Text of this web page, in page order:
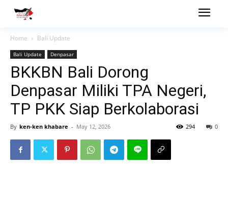
Home Bali Update
Bali Update Denpasar
BKKBN Bali Dorong
Denpasar Miliki TPA Negeri,
TP PKK Siap Berkolaborasi
By ken-ken khabare - May 12, 2026 0
294